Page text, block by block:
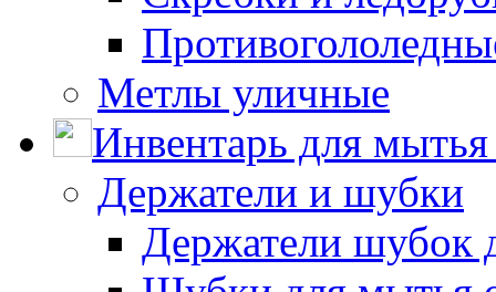
Метлы уличные
Инвентарь для мытья
Держатели и шубки
Держатели шубок